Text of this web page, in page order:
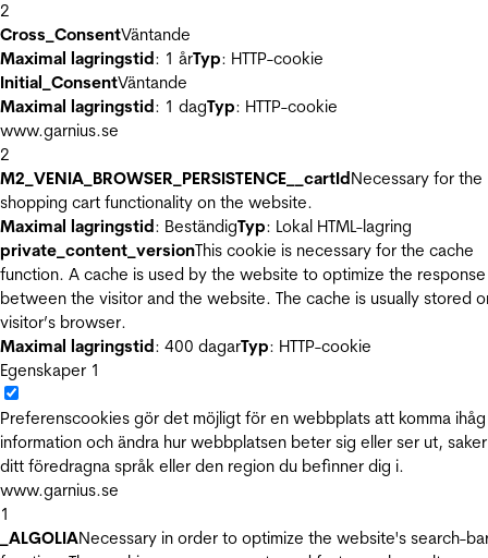
2
Cross_ConsentVäntande
Maximal lagringstid: 1 årTyp: HTTP-cookie
Initial_ConsentVäntande
Maximal lagringstid: 1 dagTyp: HTTP-cookie
www.garnius.se
2
M2_VENIA_BROWSER_PERSISTENCE__cartIdNecessary for the
shopping cart functionality on the website.
Maximal lagringstid: BeständigTyp: Lokal HTML-lagring
private_content_versionThis cookie is necessary for the cache
function. A cache is used by the website to optimize the
between the visitor and the website. The cache is usually stored
visitor’s browser.
Maximal lagringstid: 400 dagarTyp: HTTP-cookie
Egenskaper 1
Preferenscookies gör det möjligt för en webbplats att komma ihåg
information och ändra hur webbplatsen beter sig eller ser ut,
ditt föredragna språk eller den region du befinner dig i.
www.garnius.se
1
_ALGOLIANecessary in order to optimize the website's search-